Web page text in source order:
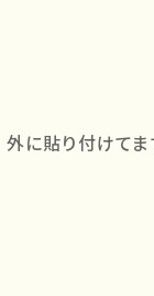
に貼り付けてま